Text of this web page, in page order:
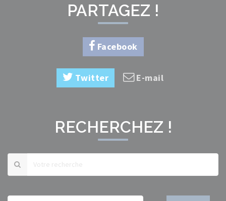
PARTAGEZ !
Facebook
Twitter E-mail
RECHERCHEZ !